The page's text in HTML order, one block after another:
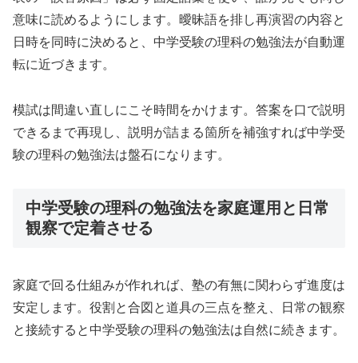
意味に読めるようにします。曖昧語を排し再演習の内容と
日時を同時に決めると、中学受験の理科の勉強法が自動運
転に近づきます。
模試は間違い直しにこそ時間をかけます。答案を口で説明
できるまで再現し、説明が詰まる箇所を補強すれば中学受
験の理科の勉強法は盤石になります。
中学受験の理科の勉強法を家庭運用と日常
観察で定着させる
家庭で回る仕組みが作れれば、塾の有無に関わらず進度は
安定します。役割と合図と道具の三点を整え、日常の観察
と接続すると中学受験の理科の勉強法は自然に続きます。